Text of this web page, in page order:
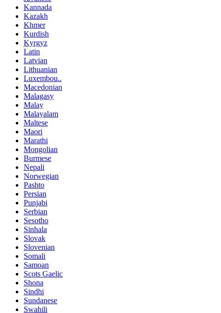
Kannada
Kazakh
Khmer
Kurdish
Kyrgyz
Latin
Latvian
Lithuanian
Luxembou..
Macedonian
Malagasy
Malay
Malayalam
Maltese
Maori
Marathi
Mongolian
Burmese
Nepali
Norwegian
Pashto
Persian
Punjabi
Serbian
Sesotho
Sinhala
Slovak
Slovenian
Somali
Samoan
Scots Gaelic
Shona
Sindhi
Sundanese
Swahili